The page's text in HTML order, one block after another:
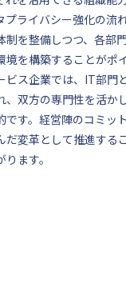
プライバシー強化の流
制を整備しつつ、各部
境を構築することがポ
ビス企業では、IT部門
、双方の専門性を活か
です。経営陣のコミッ
だ変革として推進する
ます。